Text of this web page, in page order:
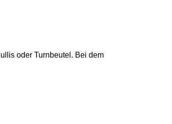
oder Turnbeutel. Bei dem